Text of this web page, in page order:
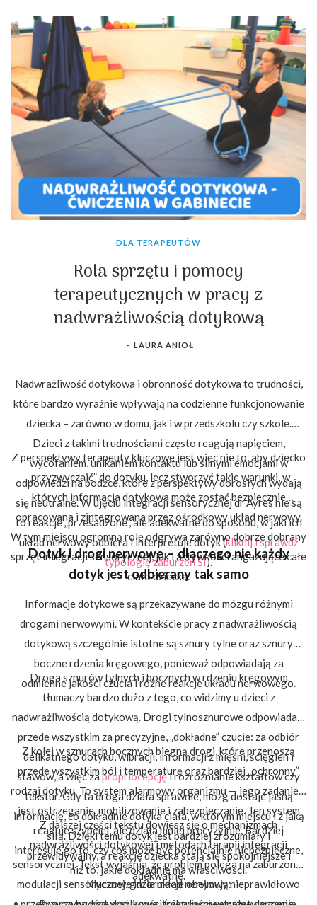
DLA TERAPEUTÓW
Rola sprzętu i pomocy
terapeutycznych w pracy z
nadwrażliwością dotykową
- LAURA ANIOŁ
Nadwrażliwość dotykowa i obronność dotykowa to trudności,
które bardzo wyraźnie wpływają na codzienne funkcjonowanie
dziecka – zarówno w domu, jak i w przedszkolu czy szkole.
Dzieci z takimi trudnościami często reagują napięciem,
wycofaniem, unikaniem kontaktu lub silnymi emocjami w
odpowiedzi na bodźce, które z perspektywy dorosłych wydają
się neutralne. W ujęciu integracji sensorycznej dr Ayres nie są
to reakcje „przesadzone”, ale adekwatne do sposobu, w jaki ich
układ nerwowy odbiera i interpretuje dotyk (kliknij i sprawdź
typologię zaburzeń SI).
Z perspektywy terapeuty kluczowe jest więc nie to, aby dziecko
„przyzwyczaić” do dotyku, lecz stworzyć takie warunki, w
których informacja dotykowa może zostać bezpiecznie
opracowana i zintegrowana przez ośrodkowy układ nerwowy.
W tym miejscu ogromną rolę odgrywa zarówno dobrze dobrany
sprzęt integracji sensorycznej, jak i aktywności angażujące całe
ciało dziecka.
Dotyk i drogi nerwowe – dlaczego nie każdy
dotyk jest odbierany tak samo
Informacje dotykowe są przekazywane do mózgu różnymi
drogami nerwowymi. W kontekście pracy z nadwrażliwością
dotykową szczególnie istotne są sznury tylne oraz sznury
boczne rdzenia kręgowego, ponieważ odpowiadają za
odmienne jakości czucia i różne reakcje układu nerwowego.
Droga sznurów tylnych i bocznych w rdzeniu kręgowym
tłumaczy bardzo dużo z tego, co widzimy u dzieci z
nadwrażliwością dotykową. Drogi tylnosznurowe odpowiadają
przede wszystkim za precyzyjne, „dokładne” czucie: za odbiór
delikatnego dotyku, wibracji, informacji z mięśni, ścięgien i
stawów, a więc za propriocepcjęi rozróżnianie kształtów czy
tekstur. Gdy ta droga działa sprawnie, mózg dostaje jasną
informację, co dokładnie dotyka ciała, w którym miejscu i z jaką
siłą. Dzięki temu dotyk jest bardziej zrozumiały i
przewidywalny, a reakcje dziecka stają się spokojniejsze i
adekwatne.
Z kolei w sznurach bocznych biegną drogi, które przenoszą
przede wszystkim ból i temperaturę oraz bardziej „ochronny”
rodzaj dotyku. To system alarmowy organizmu — jego zadaniem
jest ostrzeganie, mobilizowanie i zabezpieczanie. Ten system
reaguje szybciej, ale działa mniej precyzyjnie. Bardziej
interesuje go to, czy coś może być potencjalnie niebezpieczne,
niż to, jakie dokładnie ma właściwości.
Z dalszej części tekstu dowiesz się o mechanizmach
nadwrażliwości dotykowej i metodach terapii integracji
sensorycznej. Tekst wyjaśnia, że problem polega na zaburzonej
modulacji sensorycznej, gdzie układ nerwowy nieprawidłowo
Kluczowe informacje obejmują: